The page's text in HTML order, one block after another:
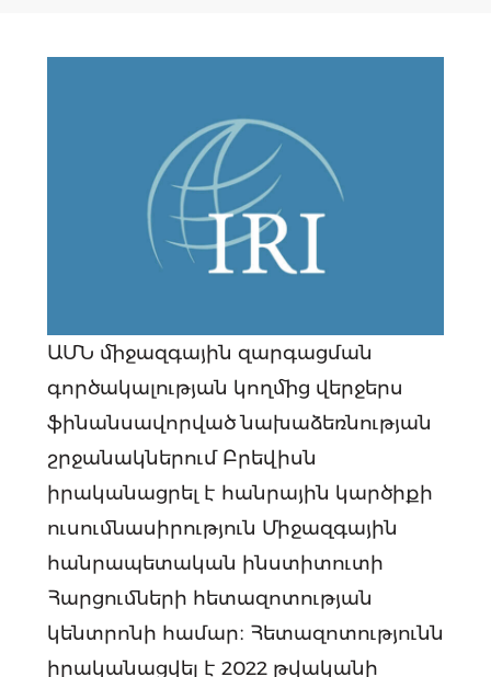
ԱՄՆ միջազգային զարգացման
գործակալության կողմից վերջերս
ֆինանսավորված նախաձեռնության
շրջանակներում Բրեվիսն
իրականացրել է հանրային կարծիքի
ուսումնասիրություն Միջազգային
հանրապետական ինստիտուտի
Հարցումների հետազոտության
կենտրոնի համար։ Հետազոտությունն
իրականացվել է 2022 թվականի